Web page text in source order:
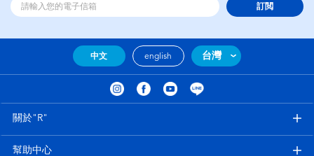
訂閲
中文 english 台灣
關於"R"
幫助中心